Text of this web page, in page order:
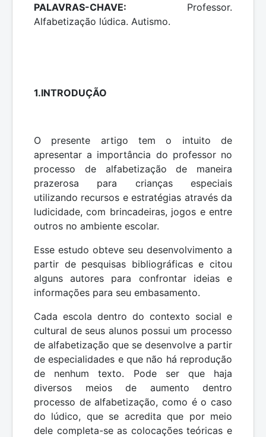
PALAVRAS-CHAVE: Professor.
Alfabetização lúdica. Autismo.
1.INTRODUÇÃO
O presente artigo tem o intuito de
apresentar a importância do professor no
processo de alfabetização de maneira
prazerosa para crianças especiais
utilizando recursos e estratégias através da
ludicidade, com brincadeiras, jogos e entre
outros no ambiente escolar.
Esse estudo obteve seu desenvolvimento a
partir de pesquisas bibliográficas e citou
alguns autores para confrontar ideias e
informações para seu embasamento.
Cada escola dentro do contexto social e
cultural de seus alunos possui um processo
de alfabetização que se desenvolve a partir
de especialidades e que não há reprodução
de nenhum texto. Pode ser que haja
diversos meios de aumento dentro
processo de alfabetização, como é o caso
do lúdico, que se acredita que por meio
dele completa-se as colocações teóricas e